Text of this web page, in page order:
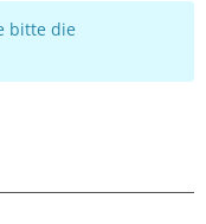
bitte die